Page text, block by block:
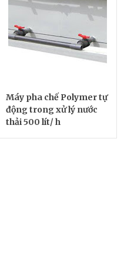
Máy pha chế Polymer tự
động trong xử lý nước
thải 500 lít/ h